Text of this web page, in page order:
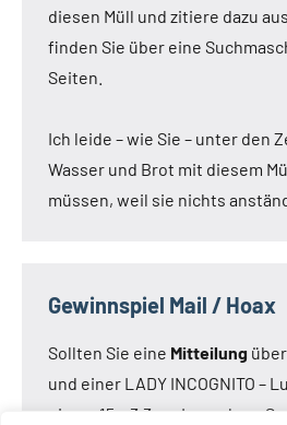
diesen Müll und zitiere dazu
finden Sie über eine
Seiten.
Ich leide – wie Sie – unter den
Wasser und Brot mit diesem
müssen, weil sie nichts
Gewinnspiel Mail / Hoax
Sollten Sie eine Mitteilung
und einer LADY INCOGNITO –
einem 15 x 3,3 cm Loveclone